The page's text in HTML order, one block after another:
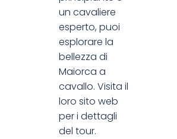
un cavaliere
esperto, puoi
esplorare la
bellezza di
Maiorca a
cavallo. Visita il
loro sito web
per i dettagli
del tour.